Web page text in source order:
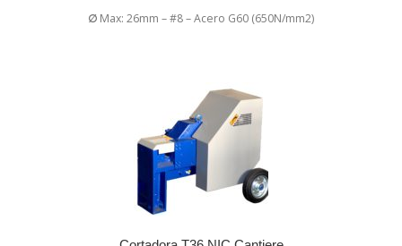
∅ Max: 26mm – #8 – Acero G60 (650N/mm2)